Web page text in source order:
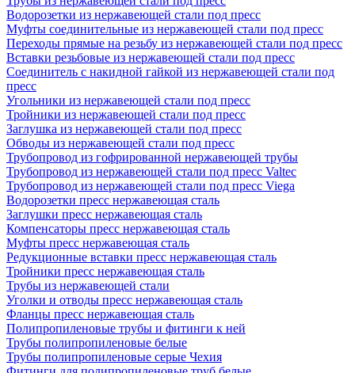
Водорозетки из нержавеющей стали под пресс
Муфты соединительные из нержавеющей стали под пресс
Переходы прямые на резьбу из нержавеющей стали под пресс
Вставки резьбовые из нержавеющей стали под пресс
Соединитель с накидной гайкой из нержавеющей стали под
пресс
Угольники из нержавеющей стали под пресс
Тройники из нержавеющей стали под пресс
Заглушка из нержавеющей стали под пресс
Обводы из нержавеющей стали под пресс
Трубопровод из гофрированной нержавеющей трубы
Трубопровод из нержавеющей стали под пресс Valtec
Трубопровод из нержавеющей стали под пресс Viega
Водорозетки пресс нержавеющая сталь
Заглушки пресс нержавеющая сталь
Компенсаторы пресс нержавеющая сталь
Муфты пресс нержавеющая сталь
Редукционные вставки пресс нержавеющая сталь
Тройники пресс нержавеющая сталь
Трубы из нержавеющей стали
Уголки и отводы пресс нержавеющая сталь
Фланцы пресс нержавеющая сталь
Полипропиленовые трубы и фитинги к ней
Трубы полипропиленовые белые
Трубы полипропиленовые серые Чехия